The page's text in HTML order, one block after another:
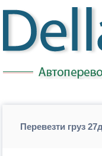
Перевезти груз